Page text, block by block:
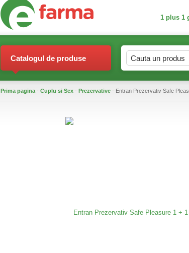
1 plus 1
Catalogul de produse
Prima pagina - Cuplu si Sex - Prezervative - Entran Prezervativ Safe